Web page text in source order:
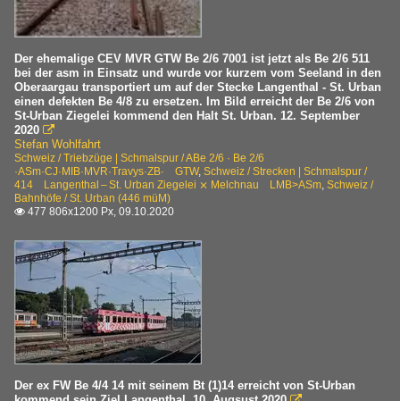
Der ehemalige CEV MVR GTW Be 2/6 7001 ist jetzt als Be 2/6 511
bei der asm in Einsatz und wurde vor kurzem vom Seeland in den
Oberaargau transportiert um auf der Stecke Langenthal - St. Urban
einen defekten Be 4/8 zu ersetzen. Im Bild erreicht der Be 2/6 von
St-Urban Ziegelei kommend den Halt St. Urban. 12. September
2020 
Stefan Wohlfahrt
Schweiz / Triebzüge | Schmalspur / ABe 2/6 · Be 2/6
·ASm·CJ·MIB·MVR·Travys·ZB· GTW, Schweiz / Strecken | Schmalspur /
414 Langenthal – St. Urban Ziegelei ⨯ Melchnau LMB>ASm Schweiz /
Bahnhöfe / St. Urban (446 müM)
 477 806x1200 Px, 09.10.2020
Der ex FW Be 4/4 14 mit seinem Bt (1)14 erreicht von St-Urban